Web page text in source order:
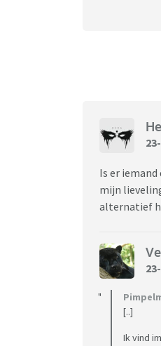
Is er
mijn
alternatief
[..]
Ik vind